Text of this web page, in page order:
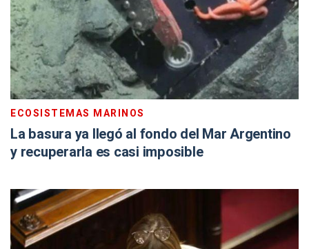
ECOSISTEMAS MARINOS
La basura ya llegó al fondo del Mar Argentino
y recuperarla es casi imposible